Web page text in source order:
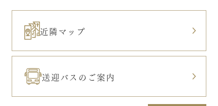
近隣マップ
送迎バスのご案内